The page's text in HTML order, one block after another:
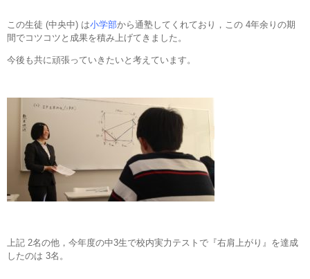
この生徒 (中央中) は小学部から通塾してくれており，この 4年余りの期
間でコツコツと成果を積み上げてきました。
今後も共に頑張っていきたいと考えています。
上記 2名の他，今年度の中3生で校内実力テストで『右肩上がり』を達成
したのは 3名。